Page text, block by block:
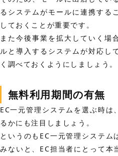
るシステムがモールに連携する
しておくことが重要です。
また今後事業を拡大していく場
ルと導入するシステムが対応し
く調べておくようにしましょう。
無料利用期間の有無
EC一元管理システムを選ぶ時は
るかにも注目しましょう。
というのもEC一元管理システム
みないと、EC担当者にとって本